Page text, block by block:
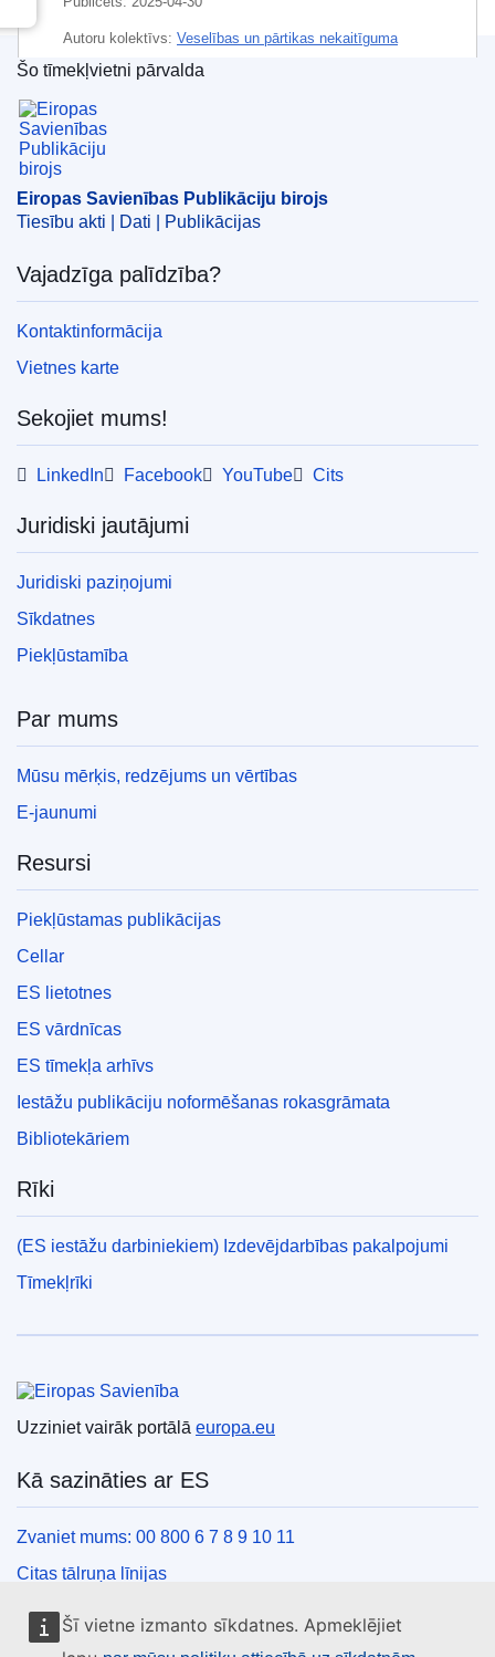
Šī vietne izmanto sīkdatnes. Apmeklējiet
Autoru kolektīvs: Veselības un pārtikas nekaitīguma
ģenerāldirektorāts(Eiropas Komisija
Temats:
augi,sakņaugi
ELI : C/2025/2469/oj
IMMC : C(2025)1938/3986528
Eiropas Savienības Publikāciju birojs
Šo tīmekļvietni pārvalda
Eiropas Savienības Publikāciju birojs
Tiesību akti | Dati | Publikācijas
Vajadzīga palīdzība?
Kontaktinformācija
Vietnes karte
Sekojiet mums!
LinkedIn Facebook YouTube Cits
Juridiski jautājumi
Juridiski paziņojumi
Sīkdatnes
Piekļūstamība
Par mums
Mūsu mērķis, redzējums un vērtības
E-jaunumi
Resursi
Piekļūstamas publikācijas
Cellar
ES lietotnes
ES vārdnīcas
ES tīmekļa arhīvs
Iestāžu publikāciju noformēšanas rokasgrāmata
Bibliotekāriem
Rīki
(ES iestāžu darbiniekiem) Izdevējdarbības pakalpojumi
Tīmekļrīki
Uzziniet vairāk portālā europa.eu
Kā sazināties ar ES
Zvaniet mums: 00 800 6 7 8 9 10 11
Citas tālruņa līnijas
Saziņas veidlapa
ES centru kontaktinformācija